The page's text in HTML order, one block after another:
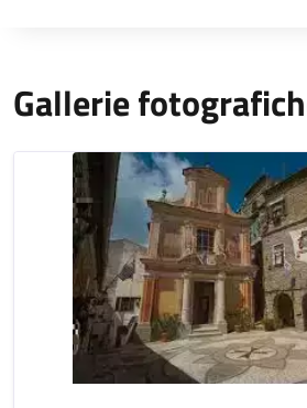
Gallerie